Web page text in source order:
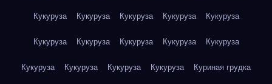
Кукуруза Кукуруза Кукуруза Кукуруза Кукуруза
Кукуруза Кукуруза Кукуруза Кукуруза Кукуруза
Кукуруза Кукуруза Кукуруза Кукуруза Куриная грудка